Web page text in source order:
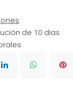
de 10 días